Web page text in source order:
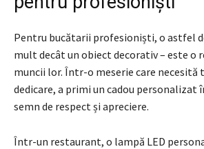
Pentru bucătarii profesioniști, o astfel
mult decât un obiect decorativ – este o
muncii lor. Într-o meserie care necesită
dedicare, a primi un cadou personalizat
semn de respect și apreciere.
Într-un restaurant, o lampă LED